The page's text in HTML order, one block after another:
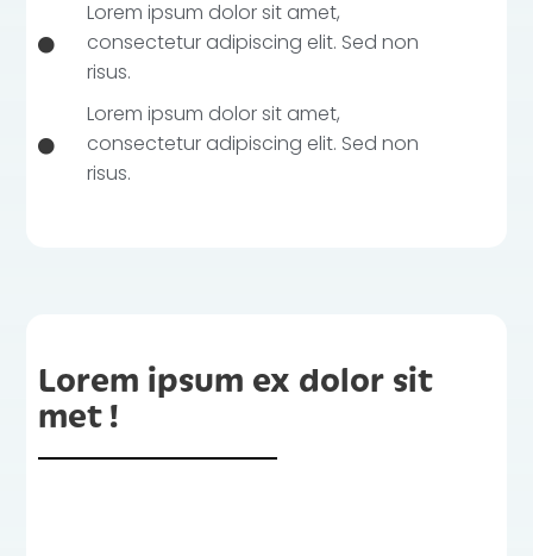
Lorem ipsum dolor sit amet,
consectetur adipiscing elit. Sed non
risus.
Lorem ipsum dolor sit amet,
consectetur adipiscing elit. Sed non
risus.
Lorem ipsum ex dolor sit
met !